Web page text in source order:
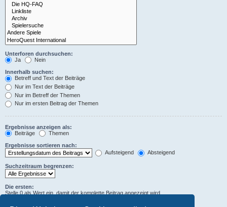
Unterforen durchsuchen:
Ja
Nein
Innerhalb suchen:
Betreff und Text der Beiträge
Nur im Text der Beiträge
Nur im Betreff der Themen
Nur im ersten Beitrag der Themen
Ergebnisse anzeigen als:
Beiträge
Themen
Ergebnisse sortieren nach:
Aufsteigend
Absteigend
Suchzeitraum begrenzen:
Die ersten:
Stelle 0 als Wert ein, damit der komplette Beitrag angezeigt wird.